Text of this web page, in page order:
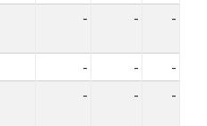
- - -
- -
-
- - -